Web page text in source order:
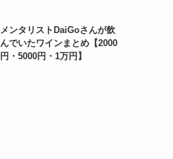
メンタリストDaiGoさんが飲
んでいたワインまとめ【2000
円・5000円・1万円】